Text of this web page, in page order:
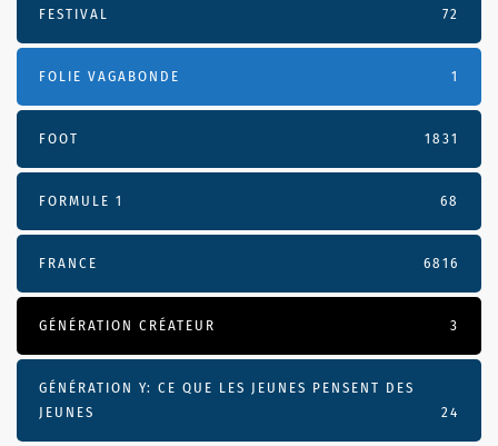
FESTIVAL 72
FOLIE VAGABONDE 1
FOOT 1831
FORMULE 1 68
FRANCE 6816
GÉNÉRATION CRÉATEUR 3
GÉNÉRATION Y: CE QUE LES JEUNES PENSENT DES
JEUNES
24